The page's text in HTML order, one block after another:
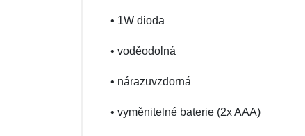
• 1W dioda
• voděodolná
• nárazuvzdorná
• vyměnitelné baterie (2x AAA)